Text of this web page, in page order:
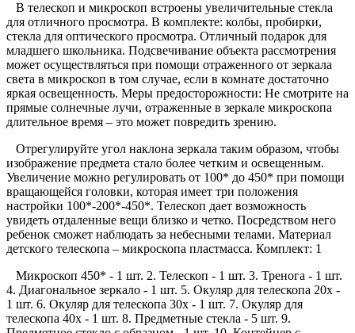
В телескоп и микроскоп встроены увеличительные стекла
для отличного просмотра. В комплекте: колбы, пробирки,
стекла для оптического просмотра. Отличный подарок для
младшего школьника. Подсвечивание объекта рассмотрения
может осуществляться при помощи отраженного от зеркала
света в микроскоп в том случае, если в комнате достаточно
яркая освещенность. Меры предосторожности: Не смотрите на
прямые солнечные лучи, отраженные в зеркале микроскопа
длительное время – это может повредить зрению.
Отрегулируйте угол наклона зеркала таким образом, чтобы
изображение предмета стало более четким и освещенным.
Увеличение можно регулировать от 100* до 450* при помощи
вращающейся головки, которая имеет три положения
настройки 100*-200*-450*. Телескоп дает возможность
увидеть отдаленные вещи близко и четко. Посредством него
ребенок сможет наблюдать за небесными телами. Материал
детского телескопа – микроскопа пластмасса. Комплект: 1
Микроскоп 450* - 1 шт. 2. Телескоп - 1 шт. 3. Тренога - 1 шт.
4. Диагональное зеркало - 1 шт. 5. Окуляр для телескопа 20х -
1 шт. 6. Окуляр для телескопа 30х - 1 шт. 7. Окуляр для
телескопа 40х - 1 шт. 8. Предметные стекла - 5 шт. 9.